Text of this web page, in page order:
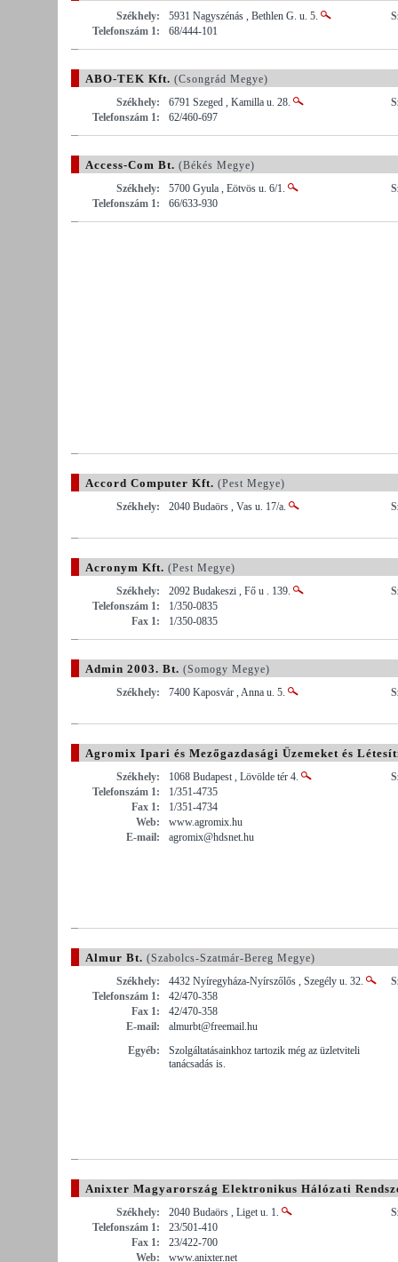
Székhely:
5931 Nagyszénás , Bethlen G. u. 5.
Telefonszám 1:
68/444-101
ABO-TEK Kft. (Csongrád Megye)
Székhely:
6791 Szeged , Kamilla u. 28.
Telefonszám 1:
62/460-697
Access-Com Bt. (Békés Megye)
Székhely:
5700 Gyula , Eötvös u. 6/1.
Telefonszám 1:
66/633-930
Accord Computer Kft. (Pest Megye)
Székhely:
2040 Budaörs , Vas u. 17/a.
Acronym Kft. (Pest Megye)
Székhely:
2092 Budakeszi , Fő u . 139.
Telefonszám 1:
1/350-0835
Fax 1:
1/350-0835
Admin 2003. Bt. (Somogy Megye)
Székhely:
7400 Kaposvár , Anna u. 5.
Agromix Ipari és Mezőgazdasági Üzemeket és
Székhely:
1068 Budapest , Lövölde tér 4.
Telefonszám 1:
1/351-4735
Fax 1:
1/351-4734
Web:
www.agromix.hu
E-mail:
agromix@hdsnet.hu
Almur Bt. (Szabolcs-Szatmár-Bereg Megye)
Székhely:
4432 Nyíregyháza-Nyírszőlős , Szegély u. 32.
Telefonszám 1:
42/470-358
Fax 1:
42/470-358
E-mail:
almurbt@freemail.hu
Egyéb:
Szolgáltatásainkhoz tartozik még az üzletviteli
tanácsadás is.
Anixter Magyarország Elektronikus Hálózati
Székhely:
2040 Budaörs , Liget u. 1.
Telefonszám 1:
23/501-410
Fax 1:
23/422-700
Web:
www.anixter.net